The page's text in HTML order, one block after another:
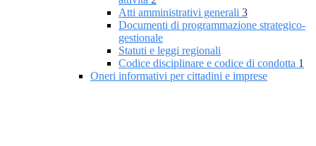
Atti amministrativi generali 3
Documenti di programmazione strategico-
gestionale
Statuti e leggi regionali
Codice disciplinare e codice di condotta 1
Oneri informativi per cittadini e imprese